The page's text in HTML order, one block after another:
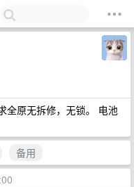
全原无拆修，无锁。 电池
备用